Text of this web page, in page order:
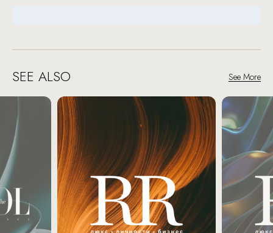
SEE ALSO See More